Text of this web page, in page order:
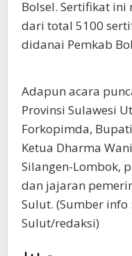
Bolsel. Sertifikat
dari total 5100
didanai Pemkab
Adapun acara
Provinsi Sulawesi
Forkopimda,
Ketua Dharma
Silangen-Lombok,
dan jajaran
Sulut. (Sumber info
Sulut/redaksi)